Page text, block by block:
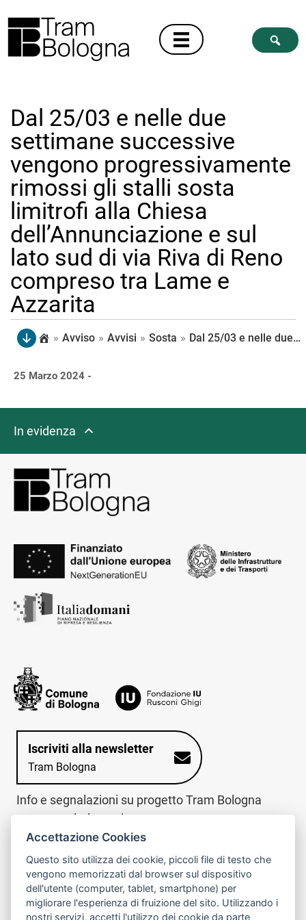
Dal 25/03 e nelle due
settimane successive
vengono progressivamente
rimossi gli stalli sosta
limitrofi alla Chiesa
dell’Annunciazione e sul
lato sud di via Riva di Reno
compreso tra Lame e
Azzarita
» Avviso » Avvisi » Sosta » Dal 25/03 e nelle due settimane successive vengono progressivamente rimossi gli stalli sosta limitrofi alla Chiesa dell’Annunciazione e sul lato sud di via Riva di Reno compreso tra Lame e Azzarita
25 Marzo 2024 -
In evidenza
Iscriviti alla newsletter
Tram Bologna
Info e segnalazioni su progetto Tram Bologna
www.trambologna.it
trova infopoint sulla mappa interattiva
Trova l'infopoint
più vicino
telefona al call center
Chiama il call
center
800078611
Accettazione Cookies
Questo sito utilizza dei cookie, piccoli file di testo che
vengono memorizzati dal browser sul dispositivo
dell'utente (computer, tablet, smartphone) per
migliorare l'esperienza di fruizione del sito. Utilizzando i
nostri servizi, accetti l'utilizzo dei cookie da parte